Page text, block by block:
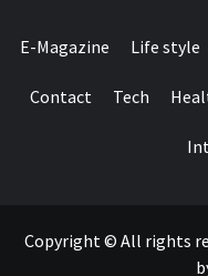
E-Magazine Life style
Contact Tech
Copyright © All rights